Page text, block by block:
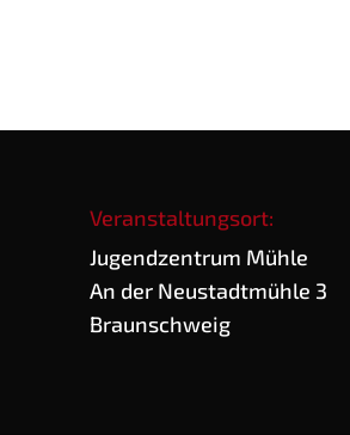
Veranstaltungsort:
Jugend­zen­trum Mühle
An der Neu­stadt­müh­le 3
Braunschweig